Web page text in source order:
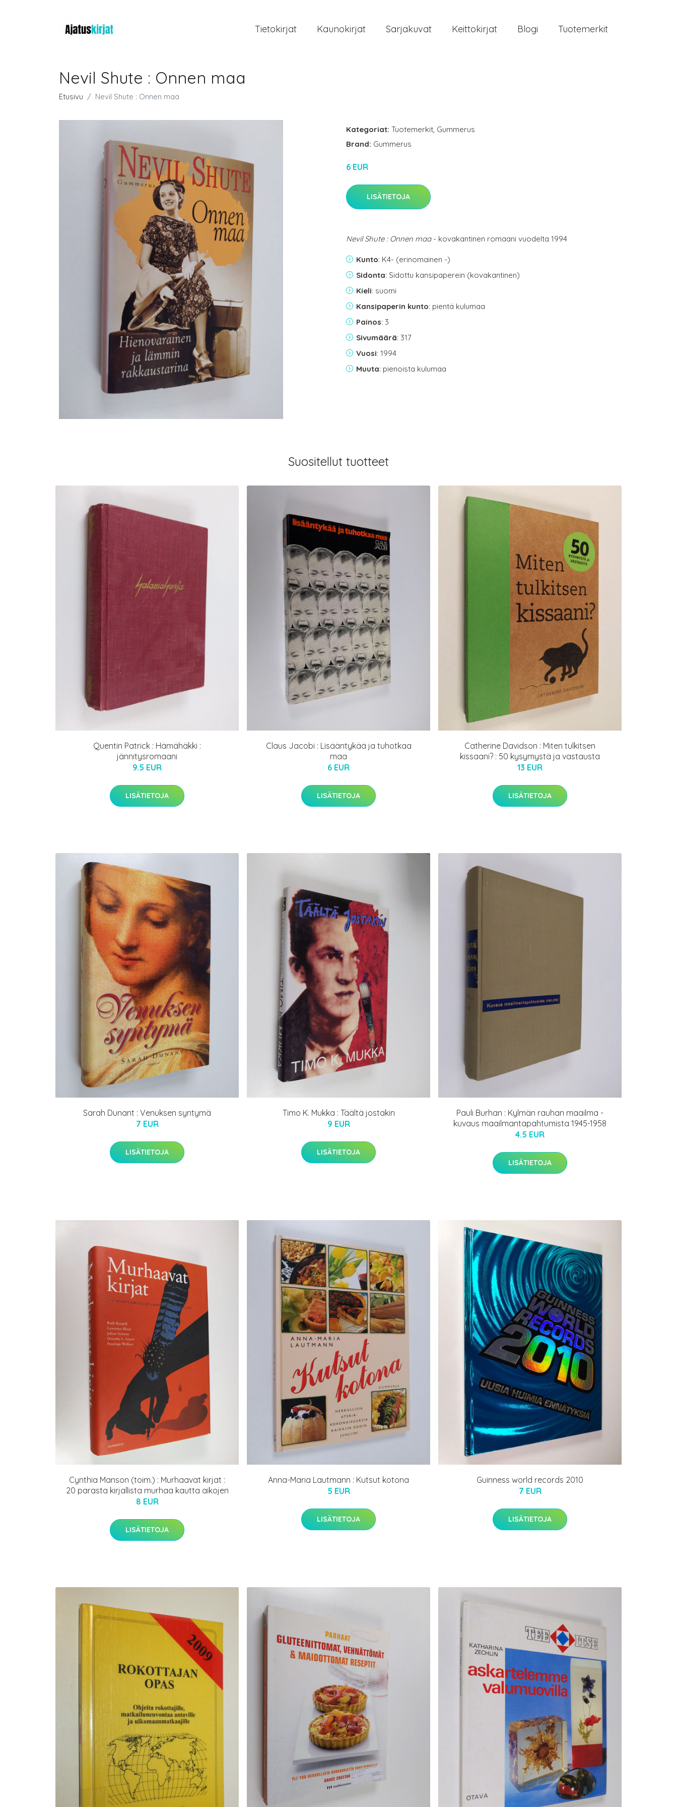
Tietokirjat Kaunokirjat Sarjakuvat Keittokirjat Blogi Tuotemerkit
Nevil Shute : Onnen maa
Etusivu Nevil Shute : Onnen maa
Kategoriat: Tuotemerkit, Gummerus
Brand: Gummerus
6 EUR
LISÄTIETOJA
Nevil Shute : Onnen maa- kovakantinen romaani vuodelta 1994
Kunto: K4- (erinomainen -)
Sidonta: Sidottu kansipaperein (kovakantinen)
Kieli: suomi
Kansipaperin kunto: pientä kulumaa
Painos: 3
Sivumäärä: 317
Vuosi: 1994
Muuta: pienoista kulumaa
Suositellut tuotteet
Quentin Patrick : Hämähäkki :
jännitysromaani
9.5 EUR
LISÄTIETOJA
Claus Jacobi : Lisääntykää ja tuhotkaa
maa
6 EUR
LISÄTIETOJA
Catherine Davidson : Miten tulkitsen
kissaani? : 50 kysymystä ja vastausta
13 EUR
LISÄTIETOJA
Sarah Dunant : Venuksen syntymä
7 EUR
LISÄTIETOJA
Timo K. Mukka : Täältä jostakin
9 EUR
LISÄTIETOJA
Pauli Burhan : Kylmän rauhan maailma -
kuvaus maailmantapahtumista 1945-1958
4.5 EUR
LISÄTIETOJA
Cynthia Manson (toim.) : Murhaavat kirjat :
20 parasta kirjallista murhaa kautta aikojen
8 EUR
LISÄTIETOJA
Anna-Maria Lautmann : Kutsut kotona
5 EUR
LISÄTIETOJA
Guinness world records 2010
7 EUR
LISÄTIETOJA